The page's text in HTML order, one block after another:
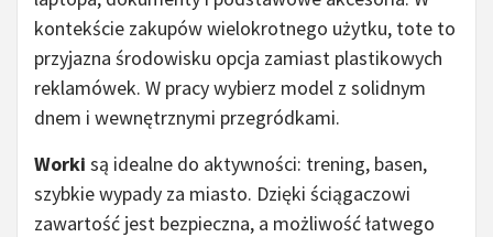
kontekście zakupów wielokrotnego użytku, tote to
przyjazna środowisku opcja zamiast plastikowych
reklamówek. W pracy wybierz model z solidnym
dnem i wewnętrznymi przegródkami.
Worki są idealne do aktywności: trening, basen,
szybkie wypady za miasto. Dzięki ściągaczowi
zawartość jest bezpieczna, a możliwość łatwego